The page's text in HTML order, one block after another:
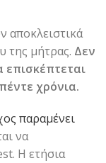
αποκλειστικά
της μήτρας. Δεν
επισκέπτεται
χρόνια.
παραμένει
να
Η ετήσια